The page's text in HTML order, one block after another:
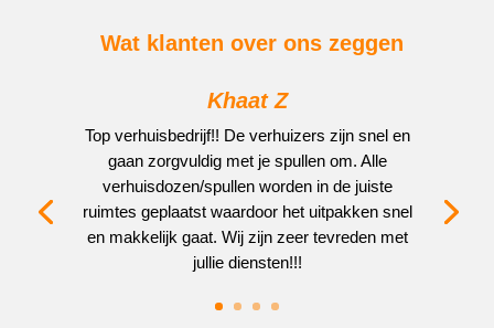
Wat klanten over ons zeggen
Khaat Z
Top verhuisbedrijf!! De verhuizers zijn snel en
gaan zorgvuldig met je spullen om. Alle
verhuisdozen/spullen worden in de juiste
ruimtes geplaatst waardoor het uitpakken snel
en makkelijk gaat. Wij zijn zeer tevreden met
jullie diensten!!!